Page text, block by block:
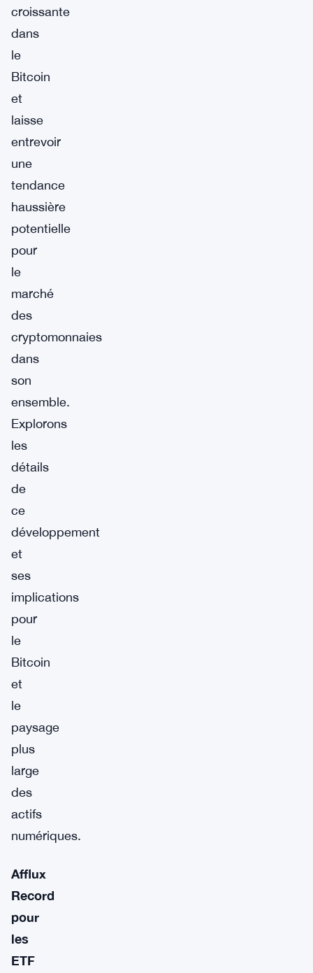
croissante
dans
le
Bitcoin
et
laisse
entrevoir
une
tendance
haussière
potentielle
pour
le
marché
des
cryptomonnaies
dans
son
ensemble.
Explorons
les
détails
de
ce
développement
et
ses
implications
pour
le
Bitcoin
et
le
paysage
plus
large
des
actifs
numériques.
Afflux
Record
pour
les
ETF